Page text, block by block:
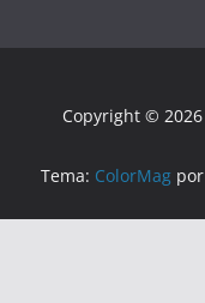
Copyright © 2026
Tema: ColorMag